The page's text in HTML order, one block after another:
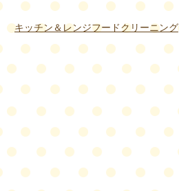
キッチン＆レンジフードクリーニング